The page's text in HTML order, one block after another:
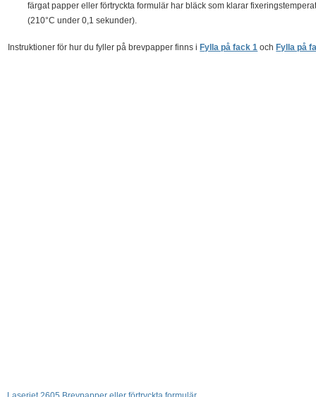
färgat papper eller förtryckta formulär har bläck som klarar
(210°C under 0,1 sekunder).
Instruktioner för hur du fyller på brevpapper finns i Fylla på fack 1 och Fylla på